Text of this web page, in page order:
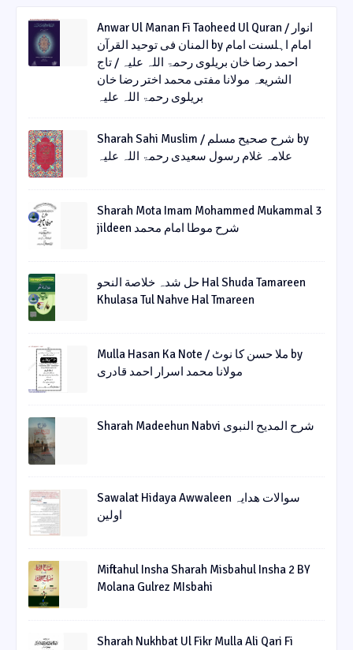
Anwar Ul Manan Fi Taoheed Ul Quran / انوار
المنان فی توحید القرآن by امام اہلسنت امام
احمد رضا خان بریلوی رحمۃ اللہ علیہ / تاج
الشریعہ مولانا مفتی محمد اختر رضا خان
بریلوی رحمۃ اللہ علیہ
Sharah Sahi Muslim / شرح صحیح مسلم by
علامہ غلام رسول سعیدی رحمۃ اللہ علیہ
Sharah Mota Imam Mohammed Mukammal 3
jildeen شرح موطا امام محمد
حل شدہ خلاصة النحو Hal Shuda Tamareen
Khulasa Tul Nahve Hal Tmareen
Mulla Hasan Ka Note / ملا حسن کا نوٹ by
مولانا محمد اسرار احمد قادری
Sharah Madeehun Nabvi شرح المدیح النبوی
Sawalat Hidaya Awwaleen سوالات ھدایہ
اولین
Miftahul Insha Sharah Misbahul Insha 2 BY
Molana Gulrez MIsbahi
Sharah Nukhbat Ul Fikr Mulla Ali Qari Fi